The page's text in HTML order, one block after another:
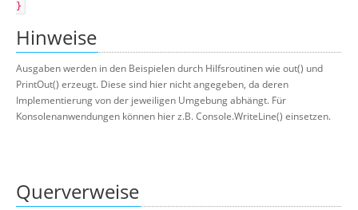
}
Hinweise
Ausgaben werden in den Beispielen durch Hilfsroutinen wie out() und
PrintOut() erzeugt. Diese sind hier nicht angegeben, da deren
Implementierung von der jeweiligen Umgebung abhängt. Für
Konsolenanwendungen können hier z.B. Console.WriteLine() einsetzen.
Querverweise